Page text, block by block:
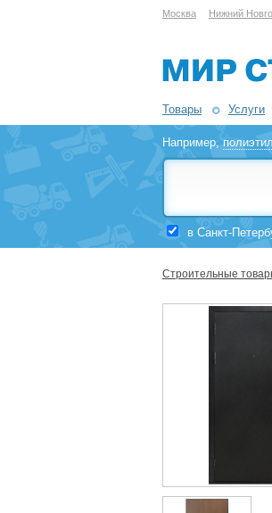
Москва Нижний
Товары Услуги
Например,
в Санкт-
Строительные